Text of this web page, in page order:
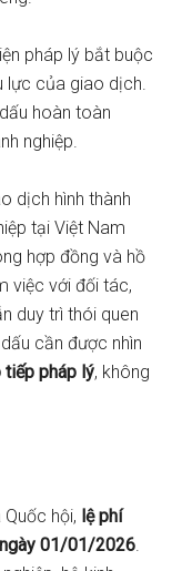
pháp lý bắt buộc
lực của giao dịch.
hoàn toàn
nghiệp.
dịch hình thành
tại Việt Nam
hợp đồng và hồ
việc với đối tác,
duy trì thói quen
cần được nhìn
tiếp pháp lý, không
hội, lệ phí
01/01/2026.